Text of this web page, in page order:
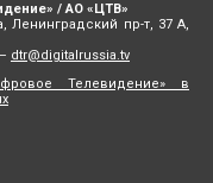
/ АО «ЦТВ»
Ленинградский пр-т, 37 А,
dtr@digitalrussia.tv
Телевидение» в